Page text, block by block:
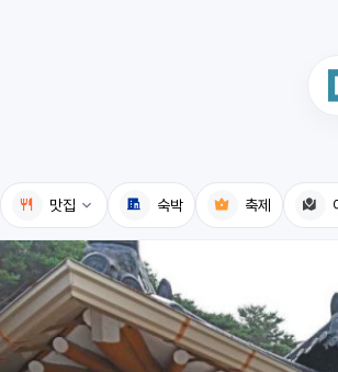
맛집
국내맛집
고수의레시피
음식용어사전
숙박 축제